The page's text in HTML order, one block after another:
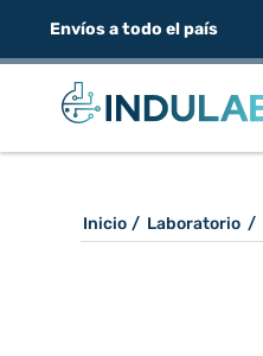
Envíos a todo el país
Inicio / Laboratorio /